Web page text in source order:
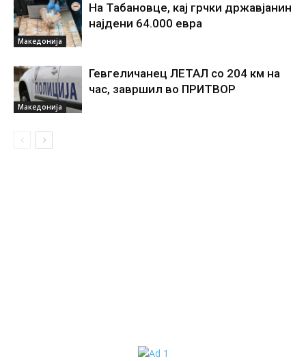
Македонија
На Табановце, кај грчки државјанин
најдени 64.000 евра
Македонија
Гевгеличанец ЛЕТАЛ со 204 км на
час, завршил во ПРИТВОР